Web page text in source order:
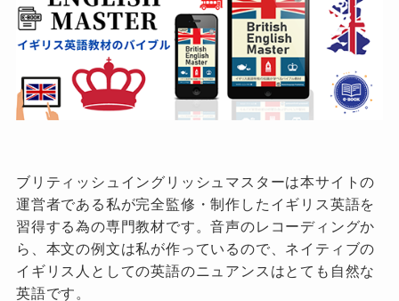
ブリティッシュイングリッシュマスターは本サイトの
運営者である私が完全監修・制作したイギリス英語を
習得する為の専門教材です。音声のレコーディングか
ら、本文の例文は私が作っているので、ネイティブの
イギリス人としての英語のニュアンスはとても自然な
英語です。